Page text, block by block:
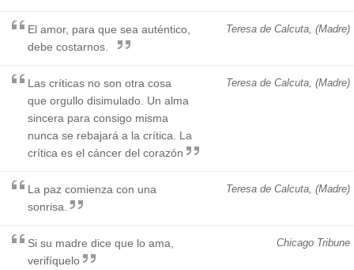
Teresa de Calcuta, (Madre)
El amor, para que sea auténtico,
debe costarnos.
Teresa de Calcuta, (Madre)
Las críticas no son otra cosa
que orgullo disimulado. Un alma
sincera para consigo misma
nunca se rebajará a la crítica. La
crítica es el cáncer del corazón
Teresa de Calcuta, (Madre)
La paz comienza con una
sonrisa.
Chicago Tribune
Si su madre dice que lo ama,
verifíquelo